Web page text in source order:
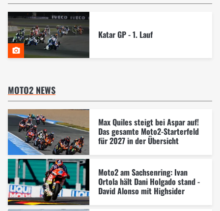
Katar GP - 1. Lauf
MOTO2 NEWS
Max Quiles steigt bei Aspar auf!
Das gesamte Moto2-Starterfeld
für 2027 in der Übersicht
Moto2 am Sachsenring: Ivan
Ortola hält Dani Holgado stand -
David Alonso mit Highsider